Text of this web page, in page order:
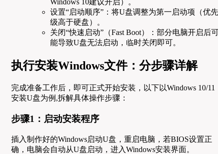
Windows 10建议开启）。
设置“启动顺序”：将U盘调整为第一启动项（优先
级高于硬盘）。
关闭“快速启动”（Fast Boot）：部分电脑开启后
能导致U盘无法启动，临时关闭即可。
执行安装Windows文件：分步骤详解
完成准备工作后，即可正式开始安装，以下以Windows 10/11
安装U盘为例,拆解具体操作步骤：
步骤1：启动安装程序
插入制作好的Windows启动U盘，重启电脑，若BIOS设置正
确，电脑会自动从U盘启动，进入Windows安装界面。